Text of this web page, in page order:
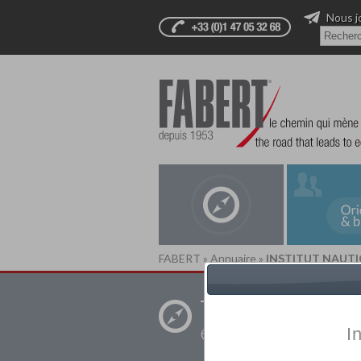
Nous
FABERT » Annuaire » INSTITUT
Trouver un
établissement